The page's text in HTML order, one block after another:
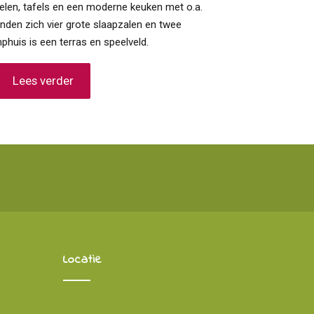
tafels en een moderne keuken met o.a.
zich vier grote slaapzalen en twee
is een terras en speelveld.
Lees verder
Locatie